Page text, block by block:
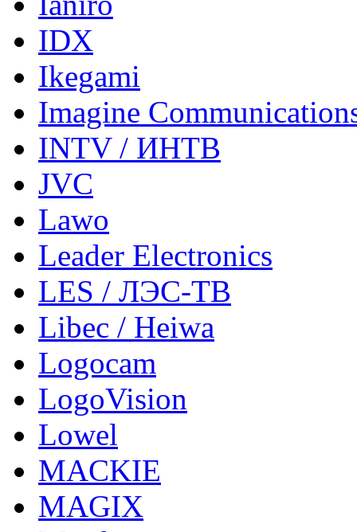
IDX
Ikegami
Imagine
INTV / ИНТВ
JVC
Lawo
Leader Electronics
LES / ЛЭС-ТВ
Libec / Heiwa
Logocam
LogoVision
Lowel
MACKIE
MAGIX